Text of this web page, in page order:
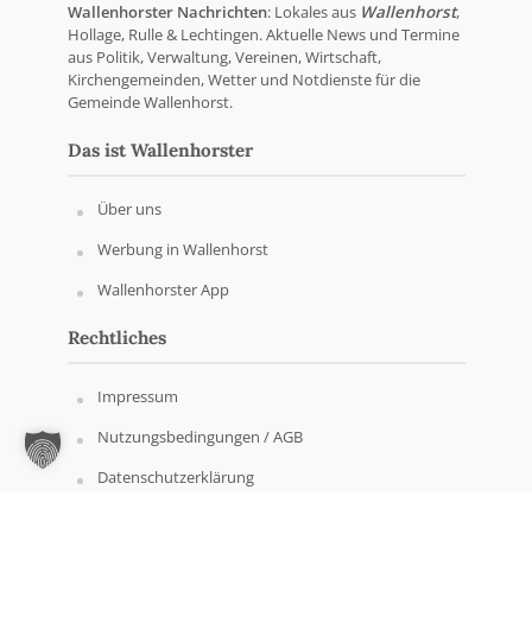
Wallenhorster Nachrichten: Lokales aus Wallenhorst,
Hollage, Rulle & Lechtingen. Aktuelle News und Termine
aus Politik, Verwaltung, Vereinen, Wirtschaft,
Kirchengemeinden, Wetter und Notdienste für die
Gemeinde Wallenhorst.
Das ist Wallenhorster
Über uns
Werbung in Wallenhorst
Wallenhorster App
Rechtliches
Impressum
Nutzungsbedingungen / AGB
Datenschutzerklärung